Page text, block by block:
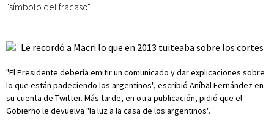
"símbolo del fracaso".
"El Presidente debería emitir un comunicado y dar explicaciones sobre
lo que están padeciendo los argentinos", escribió Aníbal Fernández en
su cuenta de Twitter. Más tarde, en otra publicación, pidió que el
Gobierno le devuelva "la luz a la casa de los argentinos".